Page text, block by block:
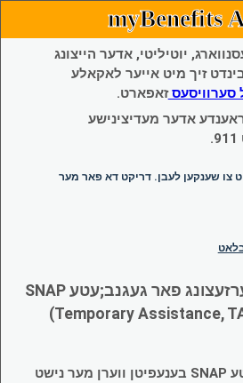
myBenefits
יוטיליטי, אדער הייצונג
זיך מיט אייער לאקאלע
סערוויסעסזאפארט.
אדער מעדיצינישע
צו שענקען לעבן. דריקט דא פאר מער
וויכטיגע טוישונגען צו ערזעצונג פאר געגנב;עטע SNAP
און צייטווייליגע הילף (Temporary Assistance, TA)
אפליקאציעס פאר געגנב;טע SNAP בענעפיטן ווערן מער נישט